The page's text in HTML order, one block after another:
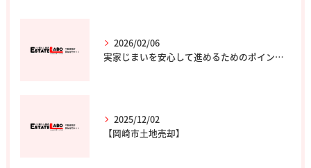
2026/02/06
実家じまいを安心して進めるためのポイントと専門家の選び方
2025/12/02
【岡崎市土地売却】